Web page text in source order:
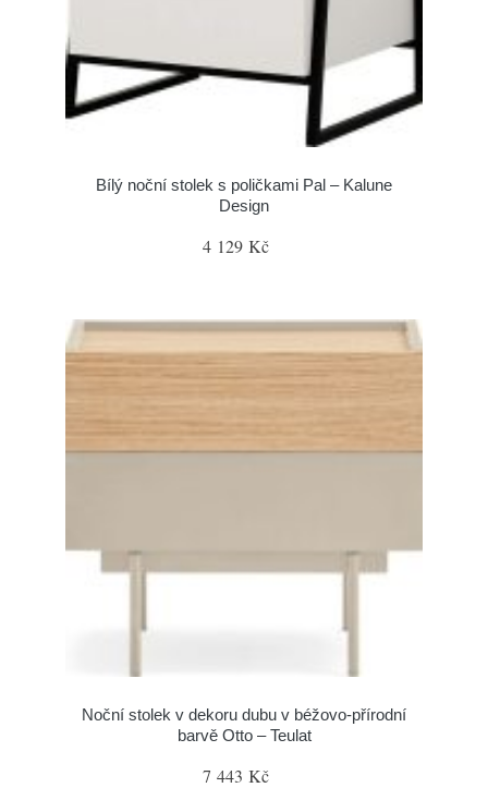
Bílý noční stolek s poličkami Pal – Kalune
Design
4 129 Kč
Noční stolek v dekoru dubu v béžovo-přírodní
barvě Otto – Teulat
7 443 Kč